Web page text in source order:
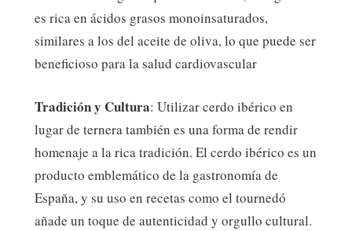
es rica en ácidos grasos monoinsaturados,
similares a los del aceite de oliva, lo que puede ser
beneficioso para la salud cardiovascular
Tradición y Cultura: Utilizar cerdo ibérico en
lugar de ternera también es una forma de rendir
homenaje a la rica tradición. El cerdo ibérico es un
producto emblemático de la gastronomía de
España, y su uso en recetas como el tournedó
añade un toque de autenticidad y orgullo cultural.